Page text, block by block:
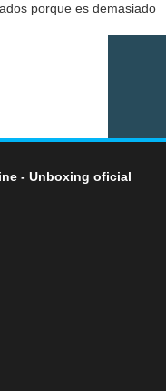
porque es demasiado
- Unboxing oficial